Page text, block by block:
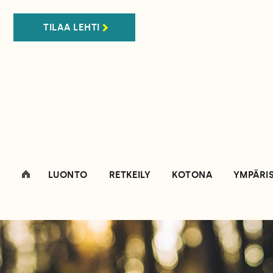
TILAA LEHTI
LUONTO RETKEILY KOTONA